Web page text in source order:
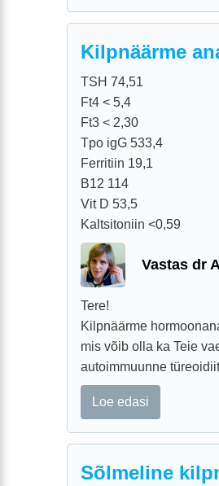
Kilpnäärme
TSH 74,51
Ft4 < 5,4
Ft3 < 2,30
Tpo igG 533,4
Ferritiin 19,1
B12 114
Vit D 53,5
Kaltsitoniin <0,59
Vastas dr
Tere!
Kilpnäärme
mis võib olla ka Teie
autoimmuunne
Loe edasi
Sõlmeline